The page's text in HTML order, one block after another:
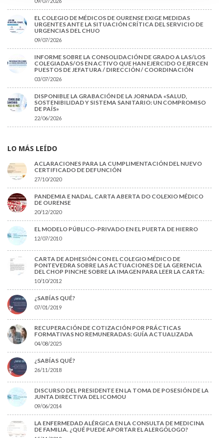
EL COLEGIO DE MÉDICOS DE OURENSE EXIGE MEDIDAS
URGENTES ANTE LA SITUACIÓN CRÍTICA DEL SERVICIO DE
URGENCIAS DEL CHUO
09/07/2026
INFORME SOBRE LA CONSOLIDACIÓN DE GRADO A LAS/LOS
COLEGIADAS/OS EN ACTIVO QUE HAN EJERCIDO O EJERCEN
PUESTOS DE JEFATURA / DIRECCIÓN / COORDINACIÓN
03/07/2026
DISPONIBLE LA GRABACIÓN DE LA JORNADA «SALUD,
SOSTENIBILIDAD Y SISTEMA SANITARIO: UN COMPROMISO
DE PAÍS»
22/06/2026
LO MÁS LEÍDO
ACLARACIONES PARA LA CUMPLIMENTACIÓN DEL NUEVO
CERTIFICADO DE DEFUNCIÓN
27/10/2020
PANDEMIA E NADAL. CARTA ABERTA DO COLEXIO MÉDICO
DE OURENSE
20/12/2020
EL MODELO PÚBLICO-PRIVADO EN EL PUERTA DE HIERRO
12/07/2010
CARTA DE ADHESIÓN CON EL COLEGIO MÉDICO DE
PONTEVEDRA SOBRE LAS ACTUACIONES DE LA GERENCIA
DEL CHOP PINCHE SOBRE LA IMAGEN PARA LEER LA CARTA:
10/10/2012
¿SABÍAS QUÉ?
07/01/2019
RECUPERACIÓN DE COTIZACIÓN POR PRÁCTICAS
FORMATIVAS NO REMUNERADAS: GUÍA ACTUALIZADA
04/08/2025
¿SABÍAS QUÉ?
26/11/2018
DISCURSO DEL PRESIDENTE EN LA TOMA DE POSESIÓN DE LA
JUNTA DIRECTIVA DEL ICOMOU
09/06/2014
LA ENFERMEDAD ALÉRGICA EN LA CONSULTA DE MEDICINA
DE FAMILIA. ¿QUÉ PUEDE APORTAR EL ALERGÓLOGO?